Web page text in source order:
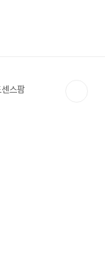
다. 목차 신한카드 무료
스팜